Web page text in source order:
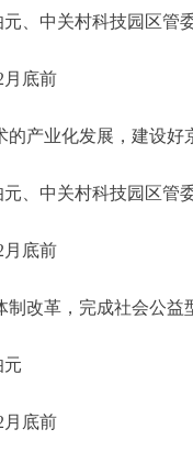
、中关村科技园区管
底前
产业化发展，建设好
中关村科技园区管
底前
改革，完成社会公益
底前